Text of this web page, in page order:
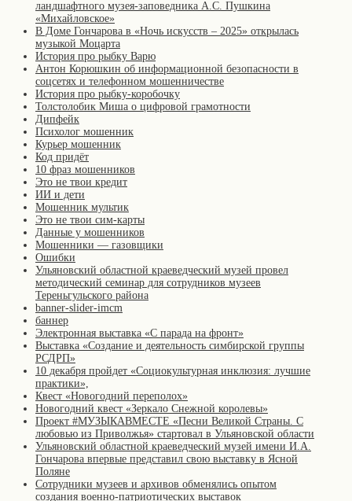
ландшафтного музея-заповедника А.С. Пушкина
«Михайловское»
В Доме Гончарова в «Ночь искусств – 2025» открылась
музыкой Моцарта
История про рыбку Варю
Антон Корюшкин об информационной безопасности в
соцсетях и телефонном мошенничестве
История про рыбку-коробочку
Толстолобик Миша о цифровой грамотности
Дипфейк
Психолог мошенник
Курьер мошенник
Код придёт
10 фраз мошенников
Это не твои кредит
ИИ и дети
Мошенник мультик
Это не твои сим-карты
Данные у мошенников
Мошенники — газовщики
Ошибки
Ульяновский областной краеведческий музей провел
методический семинар для сотрудников музеев
Тереньгульского района
banner-slider-imcm
баннер
Электронная выставка «С парада на фронт»
Выставка «Создание и деятельность симбирской группы
РСДРП»
10 декабря пройдет «Социокультурная инклюзия: лучшие
практики»,
Квест «Новогодний переполох»
Новогодний квест «Зеркало Снежной королевы»
Проект #МУЗЫКАВМЕСТЕ «Песни Великой Страны. С
любовью из Приволжья» стартовал в Ульяновской области
Ульяновский областной краеведческий музей имени И.А.
Гончарова впервые представил свою выставку в Ясной
Поляне
Сотрудники музеев и архивов обменялись опытом
создания военно-патриотических выставок